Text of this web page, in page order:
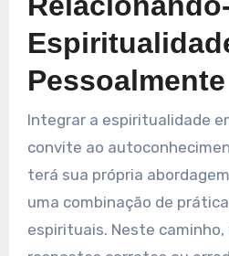
Pessoalmente
Integrar a espiritualidade
convite ao
terá sua própria
uma combinação de
espirituais. Neste